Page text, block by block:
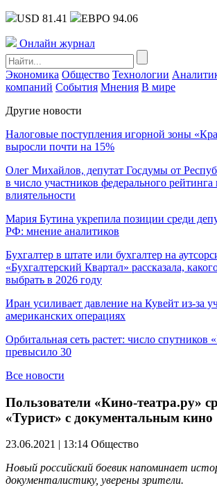
USD 81.41 ЕВРО 94.06
Онлайн журнал
Экономика Общество Технологии
компаний События Мнения В мире
Другие новости
Налоговые поступления игорной зоны
выросли почти на 15%
Олег Михайлов, депутат Госдумы от
в число участников федерального рейтинга
влиятельности
Мария Бутина укрепила позиции среди
РФ: мнение аналитиков
Бухгалтер в штате или бухгалтер на
«Бухгалтерский Квартал» рассказала,
выбрать в 2026 году
Иран усиливает давление на Кувейт из-за
американских операциях
Орбитальная сеть растет: число спутников
превысило 30
Все новости
Пользователи «Кино-театра.ру»
«Турист» с документальным кино
23.06.2021 | 13:14 Общество
Новый российский боевик напоминает
документалистику, уверены зрители.